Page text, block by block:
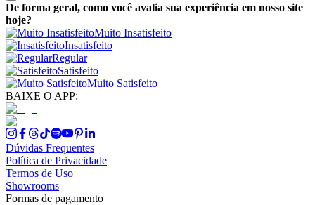
De forma geral, como você avalia sua experiência em nosso site
hoje?
Muito Insatisfeito
Insatisfeito
Regular
Satisfeito
Muito Satisfeito
BAIXE O APP:
Dúvidas Frequentes
Política de Privacidade
Termos de Uso
Showrooms
Formas de pagamento